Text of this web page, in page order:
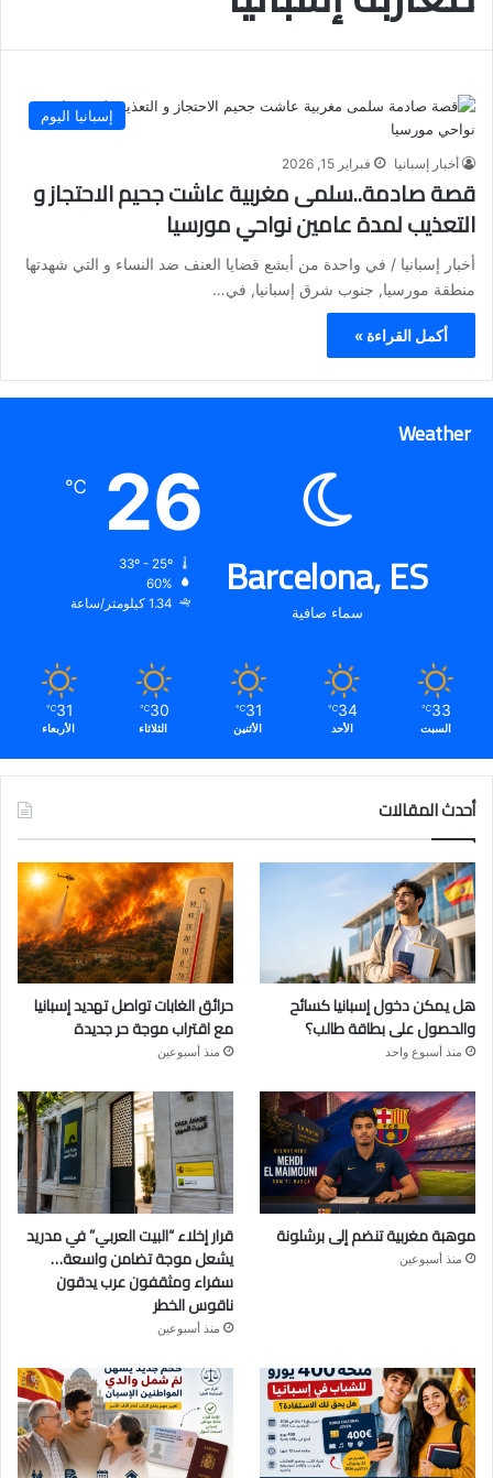
إسبانيا اليوم
أخبار إسبانيا فبراير 15, 2026
قصة صادمة..سلمى مغربية عاشت جحيم الاحتجاز و
التعذيب لمدة عامين نواحي مورسيا
أخبار إسبانيا / في واحدة من أبشع قضايا العنف ضد النساء و التي شهدتها
منطقة مورسيا, جنوب شرق إسبانيا, في…
أكمل القراءة »
Weather
Barcelona, ES
سماء صافية
26
℃
60%
1.34 كيلومتر/ساعة
33
℃
السبت
34
℃
الأحد
31
℃
الأثنين
30
℃
الثلاثاء
31
℃
الأربعاء
أحدث المقالات
هل يمكن دخول إسبانيا كسائح
والحصول على بطاقة طالب؟
منذ أسبوع واحد
حرائق الغابات تواصل تهديد إسبانيا
مع اقتراب موجة حر جديدة
منذ أسبوعين
موهبة مغربية تنضم إلى برشلونة
منذ أسبوعين
قرار إخلاء “البيت العربي” في مدريد
يشعل موجة تضامن واسعة…
سفراء ومثقفون عرب يدقون
ناقوس الخطر
منذ أسبوعين